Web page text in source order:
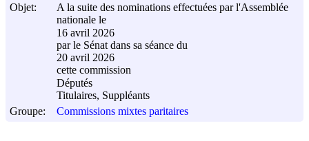
Objet:
A la suite des nominations effectuées par l'Assemblée
nationale le
16 avril 2026
par le Sénat dans sa séance du
20 avril 2026
cette commission
Députés
Titulaires, Suppléants
Groupe:
Commissions mixtes paritaires